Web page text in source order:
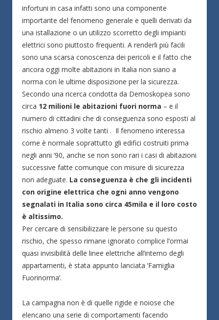
infortuni in casa infatti sono una componente
importante del fenomeno generale e quelli derivati da
una istallazione o un utilizzo scorretto degli impianti
elettrici sono piuttosto frequenti. A renderli più facili
sono una scarsa conoscenza dei pericoli e il fatto che
ancora oggi molte abitazioni in Italia non siano a
norma con le ultime disposizione per la sicurezza.
Secondo una ricerca condotta da Demoskopea sono
circa 12 milioni le abitazioni fuori norma – e il
numero di cittadini che di conseguenza sono esposti al
rischio almeno 3 volte tanti . Il fenomeno interessa
come è normale soprattutto gli edifici costruiti prima
negli anni ’90, anche se non sono rari i casi di abitazioni
successive fatte comunque con misure di sicurezza
non adeguate. La conseguenza è che gli incidenti
con origine elettrica che ogni anno vengono
segnalati in Italia sono circa 45mila e il loro costo
è altissimo.
Per cercare di sensibilizzare le persone su questo
rischio, che spesso rimane ignorato complice l’ormai
quasi invisibilità delle linee elettriche all’interno degli
appartamenti, è stata appunto lanciata ‘Famiglia
Fuorinorma’.
La campagna non è di quelle rigide e noiose che
elencano una serie di comportamenti facendo